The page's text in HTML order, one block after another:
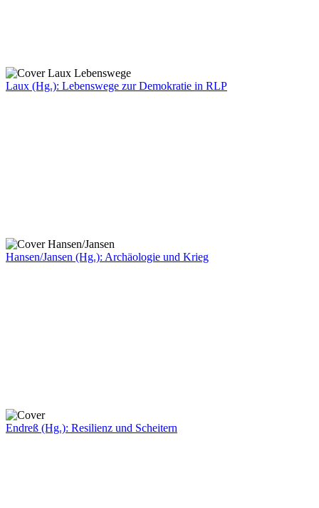
Laux (Hg.): Lebenswege zur Demokratie in RLP
Hansen/Jansen (Hg.): Archäologie und Krieg
Endreß (Hg.): Resilienz und Scheitern